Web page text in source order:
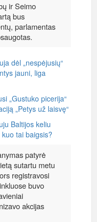
ir Seimo
bus
parlamentas
dėl „nespėjusių“
jauni, liga
„Gustuko picerija“
„Petys už laisvę“
Baltijos keliu
tai baigsis?
patyrė
sutartu metu
registravosi
buvo
akcijas